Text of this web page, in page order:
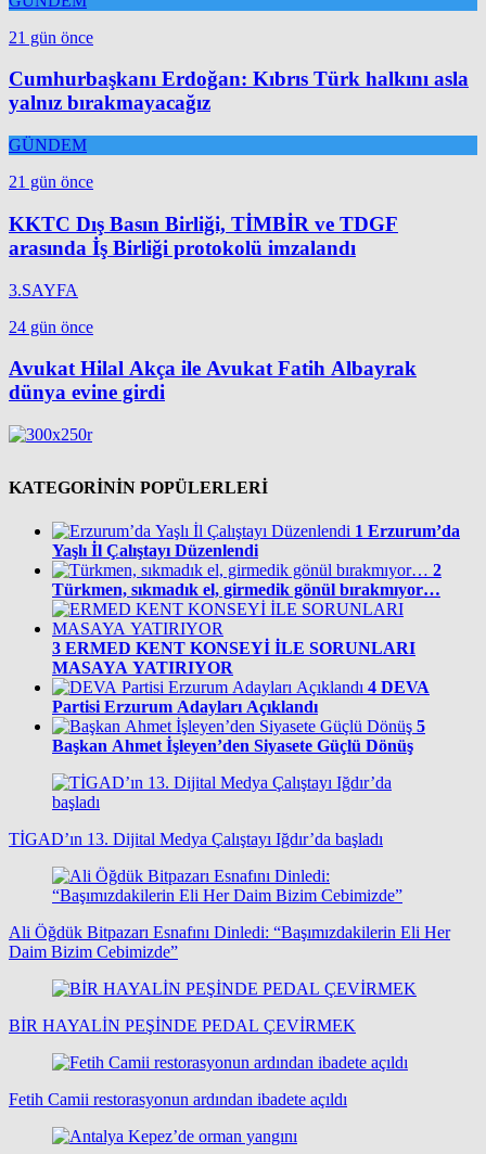
21 gün önce
Cumhurbaşkanı Erdoğan: Kıbrıs Türk halkını asla
yalnız bırakmayacağız
GÜNDEM
21 gün önce
KKTC Dış Basın Birliği, TİMBİR ve TDGF
arasında İş Birliği protokolü imzalandı
3.SAYFA
24 gün önce
Avukat Hilal Akça ile Avukat Fatih Albayrak
dünya evine girdi
KATEGORİNİN POPÜLERLERİ
1 Erzurum’da
Yaşlı İl Çalıştayı Düzenlendi
2
Türkmen, sıkmadık el, girmedik gönül bırakmıyor…
3 ERMED KENT KONSEYİ İLE SORUNLARI
MASAYA YATIRIYOR
4 DEVA
Partisi Erzurum Adayları Açıklandı
5
Başkan Ahmet İşleyen’den Siyasete Güçlü Dönüş
TİGAD’ın 13. Dijital Medya Çalıştayı Iğdır’da başladı
Ali Öğdük Bitpazarı Esnafını Dinledi: “Başımızdakilerin Eli Her
Daim Bizim Cebimizde”
BİR HAYALİN PEŞİNDE PEDAL ÇEVİRMEK
Fetih Camii restorasyonun ardından ibadete açıldı